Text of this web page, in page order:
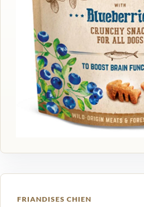
FRIANDISES CHIEN